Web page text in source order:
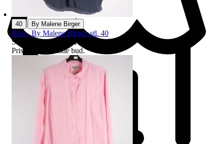
40 | By Malene Birger
Blus , By Malene Birger, stl. 40
Sluttid
19:08 10 aug 19:08
Pris:
Ledande bud.